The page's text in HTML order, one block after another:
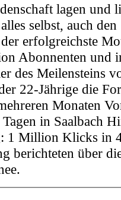
lagen und
selbst, auch
erfolgreichste
Abonnenten und
des Meilensteins
22-Jährige die
Monaten
in Saalbach
1 Million Klicks in
berichteten über